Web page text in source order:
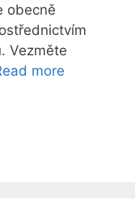
obecně
Vezměte
more